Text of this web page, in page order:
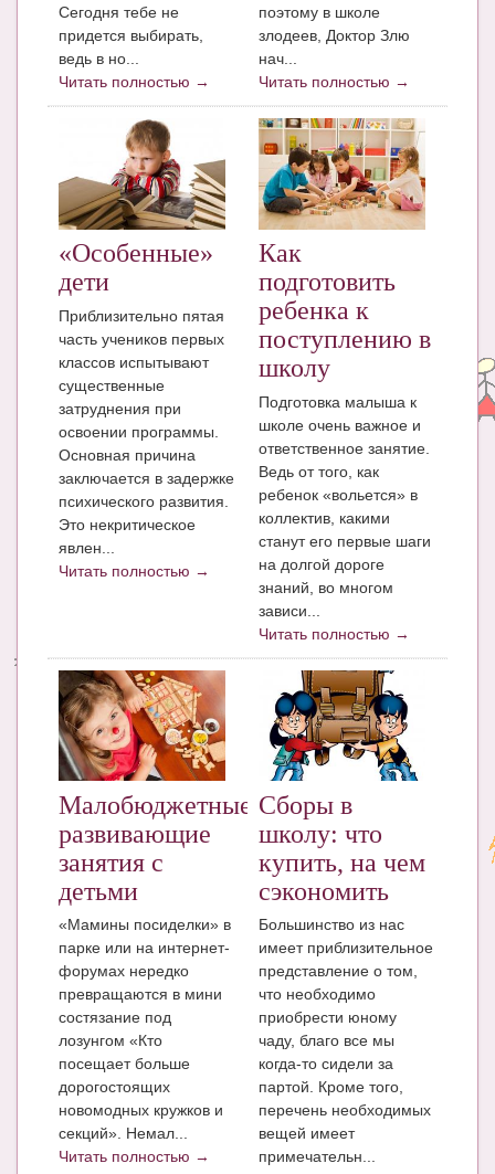
Сегодня тебе не
придется выбирать,
ведь в но...
Читать полностью →
поэтому в школе
злодеев, Доктор Злю
нач...
Читать полностью →
«Особенные»
дети
Приблизительно пятая
часть учеников первых
классов испытывают
существенные
затруднения при
освоении программы.
Основная причина
заключается в задержке
психического развития.
Это некритическое
явлен...
Читать полностью →
Как
подготовить
ребенка к
поступлению в
школу
Подготовка малыша к
школе очень важное и
ответственное занятие.
Ведь от того, как
ребенок «вольется» в
коллектив, какими
станут его первые шаги
на долгой дороге
знаний, во многом
зависи...
Читать полностью →
Малобюджетные
развивающие
занятия с
детьми
«Мамины посиделки» в
парке или на интернет-
форумах нередко
превращаются в мини
состязание под
лозунгом «Кто
посещает больше
дорогостоящих
новомодных кружков и
секций». Немал...
Читать полностью →
Сборы в
школу: что
купить, на чем
сэкономить
Большинство из нас
имеет приблизительное
представление о том,
что необходимо
приобрести юному
чаду, благо все мы
когда-то сидели за
партой. Кроме того,
перечень необходимых
вещей имеет
примечательн...